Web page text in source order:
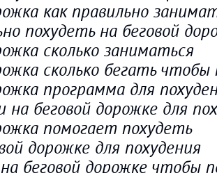
как правильно
похудеть на беговой
сколько заниматься
сколько бегать чтобы
программа для
на беговой дорожке для
помогает похудеть
дорожке для похудения
беговой дорожке чтобы